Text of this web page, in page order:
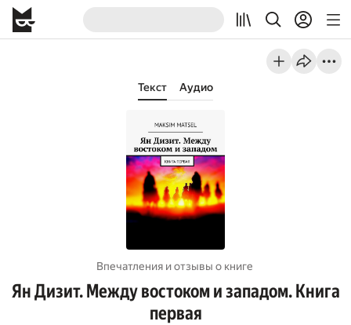
Текст Аудио
Впечатления и отзывы о книге
Ян Дизит. Между востоком и западом. Книга
первая